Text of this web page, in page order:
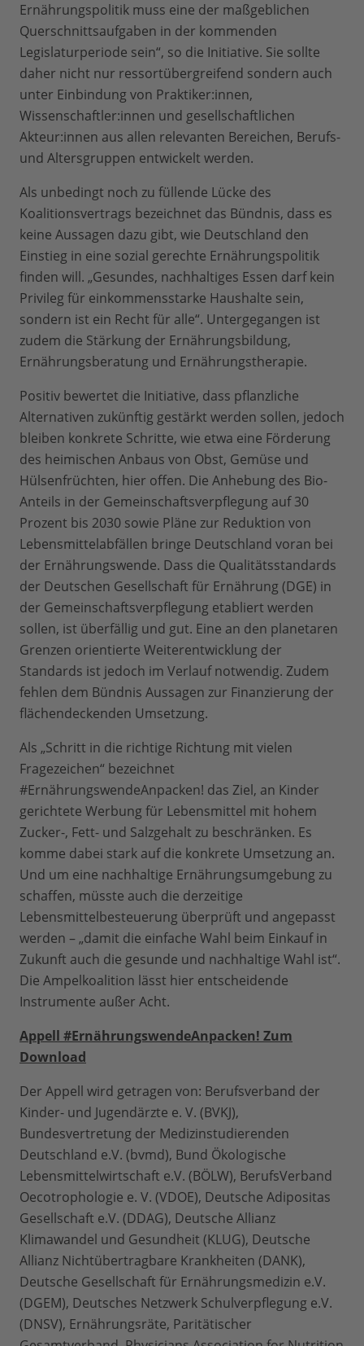
Ernährungspolitik muss eine der maßgeblichen
Querschnittsaufgaben in der kommenden
Legislaturperiode sein“, so die Initiative. Sie sollte
daher nicht nur ressortübergreifend sondern auch
unter Einbindung von Praktiker:innen,
Wissenschaftler:innen und gesellschaftlichen
Akteur:innen aus allen relevanten Bereichen, Berufs-
und Altersgruppen entwickelt werden.
Als unbedingt noch zu füllende Lücke des
Koalitionsvertrags bezeichnet das Bündnis, dass es
keine Aussagen dazu gibt, wie Deutschland den
Einstieg in eine sozial gerechte Ernährungspolitik
finden will. „Gesundes, nachhaltiges Essen darf kein
Privileg für einkommensstarke Haushalte sein,
sondern ist ein Recht für alle“. Untergegangen ist
zudem die Stärkung der Ernährungsbildung,
Ernährungsberatung und Ernährungstherapie.
Positiv bewertet die Initiative, dass pflanzliche
Alternativen zukünftig gestärkt werden sollen, jedoch
bleiben konkrete Schritte, wie etwa eine Förderung
des heimischen Anbaus von Obst, Gemüse und
Hülsenfrüchten, hier offen. Die Anhebung des Bio-
Anteils in der Gemeinschaftsverpflegung auf 30
Prozent bis 2030 sowie Pläne zur Reduktion von
Lebensmittelabfällen bringe Deutschland voran bei
der Ernährungswende. Dass die Qualitätsstandards
der Deutschen Gesellschaft für Ernährung (DGE) in
der Gemeinschaftsverpflegung etabliert werden
sollen, ist überfällig und gut. Eine an den planetaren
Grenzen orientierte Weiterentwicklung der
Standards ist jedoch im Verlauf notwendig. Zudem
fehlen dem Bündnis Aussagen zur Finanzierung der
flächendeckenden Umsetzung.
Als „Schritt in die richtige Richtung mit vielen
Fragezeichen“ bezeichnet
#ErnährungswendeAnpacken! das Ziel, an Kinder
gerichtete Werbung für Lebensmittel mit hohem
Zucker-, Fett- und Salzgehalt zu beschränken. Es
komme dabei stark auf die konkrete Umsetzung an.
Und um eine nachhaltige Ernährungsumgebung zu
schaffen, müsste auch die derzeitige
Lebensmittelbesteuerung überprüft und angepasst
werden – „damit die einfache Wahl beim Einkauf in
Zukunft auch die gesunde und nachhaltige Wahl ist“.
Die Ampelkoalition lässt hier entscheidende
Instrumente außer Acht.
Appell #ErnährungswendeAnpacken! Zum
Download
Der Appell wird getragen von: Berufsverband der
Kinder- und Jugendärzte e. V. (BVKJ),
Bundesvertretung der Medizinstudierenden
Deutschland e.V. (bvmd), Bund Ökologische
Lebensmittelwirtschaft e.V. (BÖLW), BerufsVerband
Oecotrophologie e. V. (VDOE), Deutsche Adipositas
Gesellschaft e.V. (DDAG), Deutsche Allianz
Klimawandel und Gesundheit (KLUG), Deutsche
Allianz Nichtübertragbare Krankheiten (DANK),
Deutsche Gesellschaft für Ernährungsmedizin e.V.
(DGEM), Deutsches Netzwerk Schulverpflegung e.V.
(DNSV), Ernährungsräte, Paritätischer